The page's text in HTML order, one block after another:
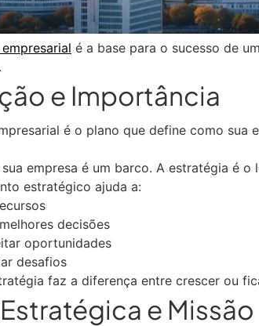
é a base para o sucesso de
e Importância
é o plano que define como
sua empresa é um barco. A estratégia é
estratégico ajuda a:
decisões
oportunidades
desafios
faz a diferença entre crescer ou
e Missão